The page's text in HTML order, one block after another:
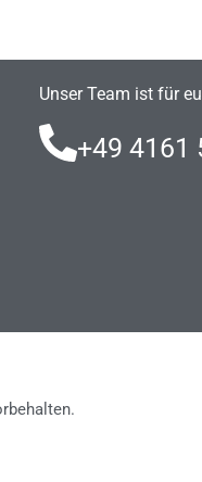
Unser Team ist für
+49 4161